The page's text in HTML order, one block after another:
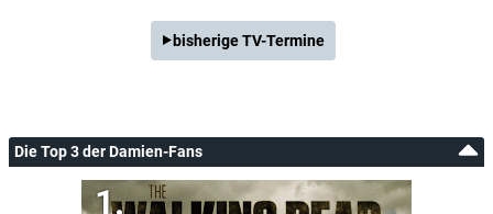
bisherige TV-Termine
Die Top 3 der Damien-Fans